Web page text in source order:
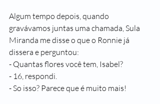
Algum tempo depois, quando
gravávamos juntas uma chamada, Sula
Miranda me disse o que o Ronnie já
dissera e perguntou:
- Quantas flores você tem, Isabel?
- 16, respondi.
- So isso? Parece que é muito mais!